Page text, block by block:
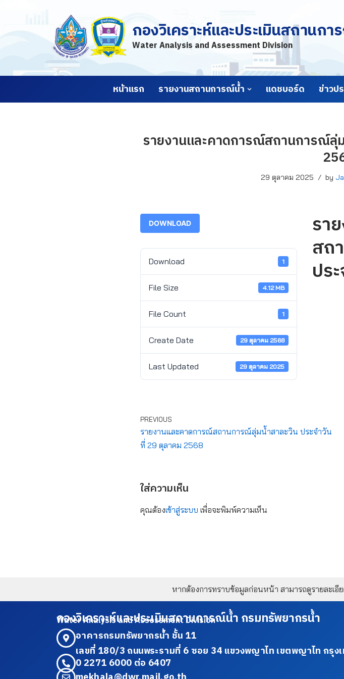
กองวิเคราะห์และประเมินสถานก
Water Analysis and Assessment Division
หน้าแรก รายงานสถานการณ์น้ำ แดชบอร์ด ข่าวป
รายงานและคาดการณ์สถานการณ์ลุ่
29 ตุลาคม 2025 by
DOWNLOAD
Download 1
File Size 4.12 MB
File Count 1
Create Date 29 ตุลาคม 2568
Last Updated 29 ตุลาคม 2025
รา
สถ
ปร
PREVIOUS
รายงานและคาดการณ์สถานการณ์ลุ่มน้ำสาละวิน ประจำวัน
ที่ 29 ตุลาคม 2568
ใส่ความเห็น
คุณต้องเข้าสู่ระบบ เพื่อจะพิมพ์ความเห็น
หากต้องการทราบข้อมูลก่อนหน้า สามารถดูรายละเอี
กองวิเคราะห์และประเมินสถานการณ์น้ำ กรมทรัพยากรน้ำ
Water Analysis and Assessment Division
อาคารกรมทรัพยากรน้ำ ชั้น 11
เลขที่ 180/3 ถนนพระรามที่ 6 ซอย 34 แขวงพญาไท เขตพญาไท กรุง
0 2271 6000 ต่อ 6407